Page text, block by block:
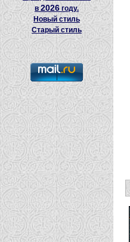
в2026 году.
Новый стиль
Старый стиль